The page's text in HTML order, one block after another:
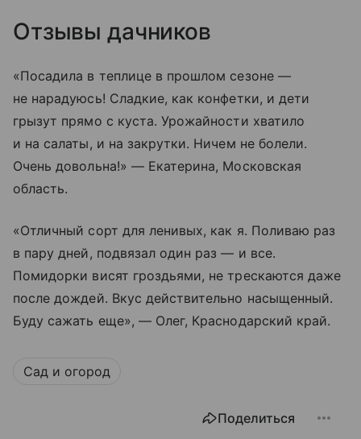
Отзывы дачников
«Посадила в теплице в прошлом сезоне —
не нарадуюсь! Сладкие, как конфетки, и дети
грызут прямо с куста. Урожайности хватило
и на салаты, и на закрутки. Ничем не болели.
Очень довольна!» — Екатерина, Московская
область.
«Отличный сорт для ленивых, как я. Поливаю раз
в пару дней, подвязал один раз — и все.
Помидорки висят гроздьями, не трескаются даже
после дождей. Вкус действительно насыщенный.
Буду сажать еще», — Олег, Краснодарский край.
Сад и огород
Поделиться